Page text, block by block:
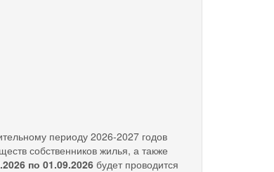
периоду 2026-2027 годов
собственников жилья, а также
6 по 01.09.2026 будет проводится